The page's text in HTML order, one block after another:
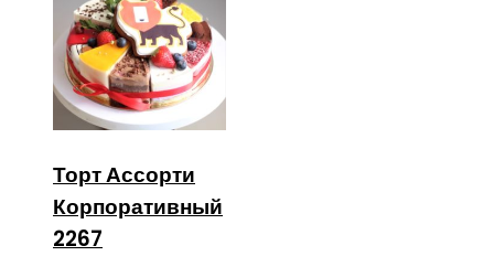
Торт Ассорти
Корпоративный
2267